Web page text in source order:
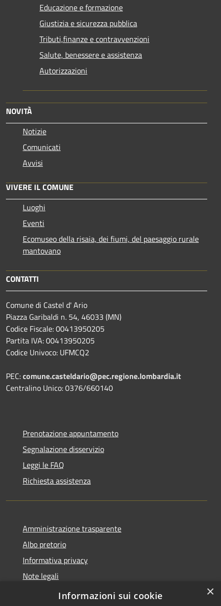
Educazione e formazione
Giustizia e sicurezza pubblica
Tributi,finanze e contravvenzioni
Salute, benessere e assistenza
Autorizzazioni
NOVITÀ
Notizie
Comunicati
Avvisi
VIVERE IL COMUNE
Luoghi
Eventi
Ecomuseo della risaia, dei fiumi, del paesaggio rurale
mantovano
CONTATTI
Comune di Castel d' Ario
Piazza Garibaldi n. 54, 46033 (MN)
Codice Fiscale: 00413950205
Partita IVA: 00413950205
Codice Univoco: UFMCQ2
PEC:comune.casteldario@pec.regione.lombardia.it
Centralino Unico: 0376/660140
Prenotazione appuntamento
Segnalazione disservizio
Leggi le FAQ
Richiesta assistenza
Amministrazione trasparente
Albo pretorio
Informativa privacy
Note legali
Dichiarazione di accessibilità
×
Informazioni sui cookie